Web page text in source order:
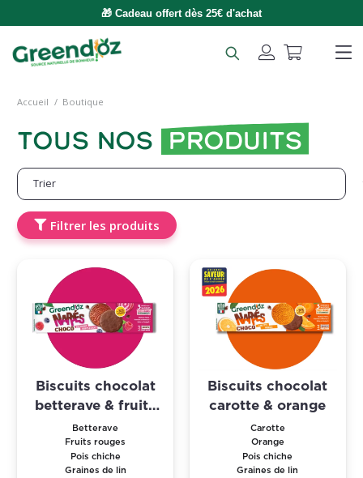
🎁 Cadeau offert dès 25€ d'achat
Accueil / Boutique
Tous nos produits
Filtrer les produits
Biscuits chocolat
betterave & fruits
rouges
Betterave
Fruits rouges
Pois chiche
Graines de lin
Biscuits chocolat
carotte & orange
Carotte
Orange
Pois chiche
Graines de lin